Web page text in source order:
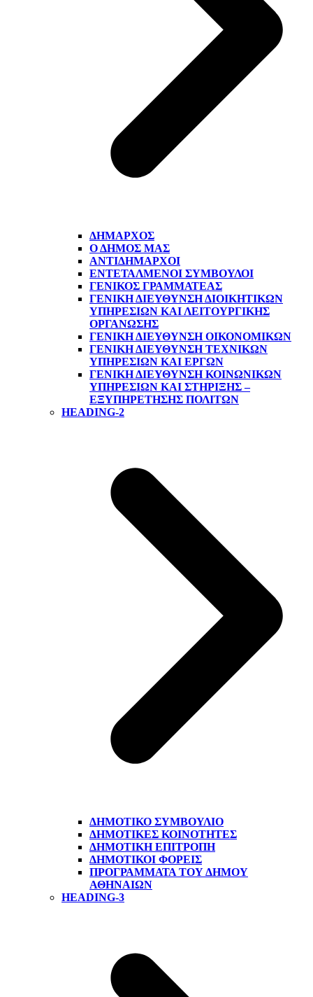
ΔΉΜΑΡΧΟΣ
Ο ΔΗΜΟΣ ΜΑΣ
ΑΝΤΙΔΉΜΑΡΧΟΙ
ΕΝΤΕΤΑΛΜΈΝΟΙ ΣΎΜΒΟΥΛΟΙ
ΓΕΝΙΚΌΣ ΓΡΑΜΜΑΤΈΑΣ
ΓΕΝΙΚΉ ΔΙΕΎΘΥΝΣΗ ΔΙΟΙΚΗΤΙΚΏΝ
ΥΠΗΡΕΣΙΏΝ ΚΑΙ ΛΕΙΤΟΥΡΓΙΚΉΣ
ΟΡΓΆΝΩΣΗΣ
ΓΕΝΙΚΉ ΔΙΕΎΘΥΝΣΗ ΟΙΚΟΝΟΜΙΚΏΝ
ΓΕΝΙΚΉ ΔΙΕΎΘΥΝΣΗ ΤΕΧΝΙΚΏΝ
ΥΠΗΡΕΣΙΏΝ ΚΑΙ ΈΡΓΩΝ
ΓΕΝΙΚΉ ΔΙΕΎΘΥΝΣΗ ΚΟΙΝΩΝΙΚΏΝ
ΥΠΗΡΕΣΙΏΝ ΚΑΙ ΣΤΉΡΙΞΗΣ –
ΕΞΥΠΗΡΈΤΗΣΗΣ ΠΟΛΙΤΏΝ
HEADING-2
ΔΗΜΟΤΙΚΌ ΣΥΜΒΟΎΛΙΟ
ΔΗΜΟΤΙΚΈΣ ΚΟΙΝΌΤΗΤΕΣ
ΔΗΜΟΤΙΚΉ ΕΠΙΤΡΟΠΉ
ΔΗΜΟΤΙΚΟΊ ΦΟΡΕΊΣ
ΠΡΟΓΡΆΜΜΑΤΑ ΤΟΥ ΔΉΜΟΥ
ΑΘΗΝΑΊΩΝ
HEADING-3